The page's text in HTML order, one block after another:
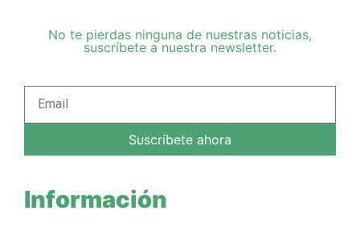
No te pierdas ninguna de nuestras noticias,
suscríbete a nuestra newsletter.
Suscríbete ahora
Información